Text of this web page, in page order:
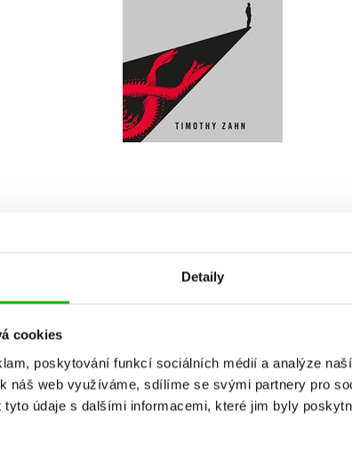
Detaily
cookies
poskytování funkcí sociálních médií a analýze
náš web využíváme, sdílíme se svými partnery pro
tyto údaje s dalšími informacemi, které jim byly
Do košíku
349 Kč
279 Kč
Vaše hodnocení
Uživatelskou recenzi mohou vkládat pouze